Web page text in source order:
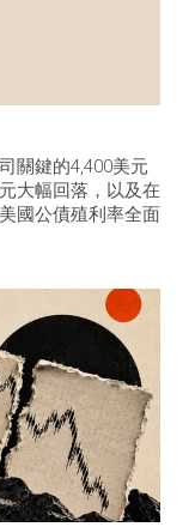
關鍵的4,400美元
大幅回落，以及在
國公債殖利率全面